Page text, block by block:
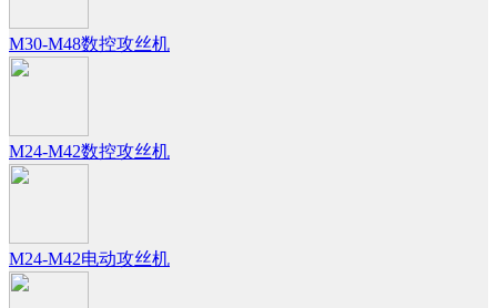
M30-M48数控攻丝机
M24-M42数控攻丝机
M24-M42电动攻丝机